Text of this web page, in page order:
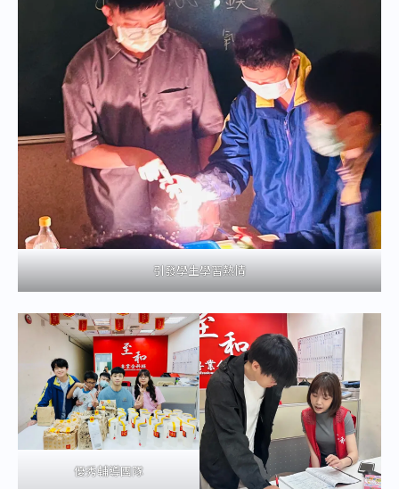
引發學生學習熱情
優秀輔導團隊